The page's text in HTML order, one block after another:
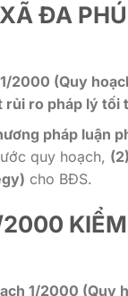
ĐA
2000 (Quy
rủi ro pháp lý tối
pháp luận
quy hoạch,
cho BĐS.
KIỂM
1/2000 (Quy